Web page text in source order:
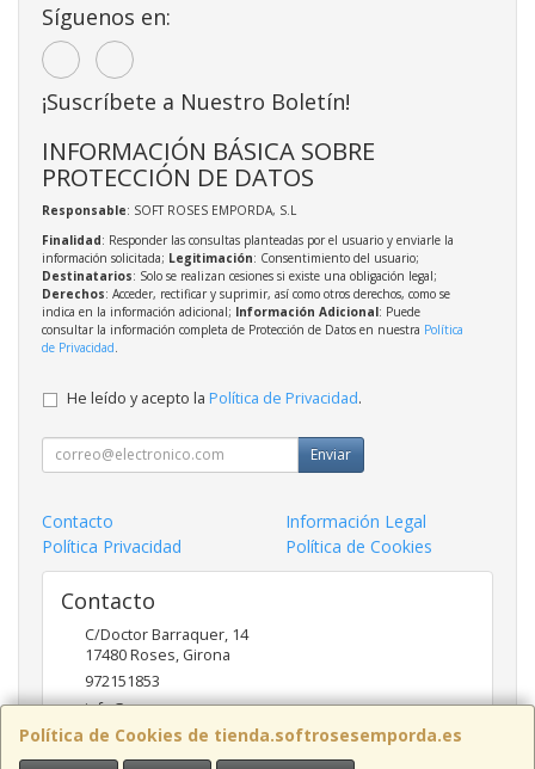
Política de Cookies de tienda.softrosesemporda.es
Síguenos en:
¡Suscríbete a Nuestro Boletín!
INFORMACIÓN BÁSICA SOBRE
PROTECCIÓN DE DATOS
Responsable: SOFT ROSES EMPORDA, S.L
Finalidad: Responder las consultas planteadas por el usuario y enviarle la
información solicitada; Legitimación: Consentimiento del usuario;
Destinatarios: Solo se realizan cesiones si existe una obligación legal;
Derechos: Acceder, rectificar y suprimir, así como otros derechos, como se
indica en la información adicional; Información Adicional: Puede
consultar la información completa de Protección de Datos en nuestra Política
de Privacidad
He leído y acepto la Política de Privacidad.
Enviar
Contacto
Información Legal
Política Privacidad
Política de Cookies
Contacto
C/Doctor Barraquer, 14
17480Roses, Girona
972151853
info@ncsroses.com